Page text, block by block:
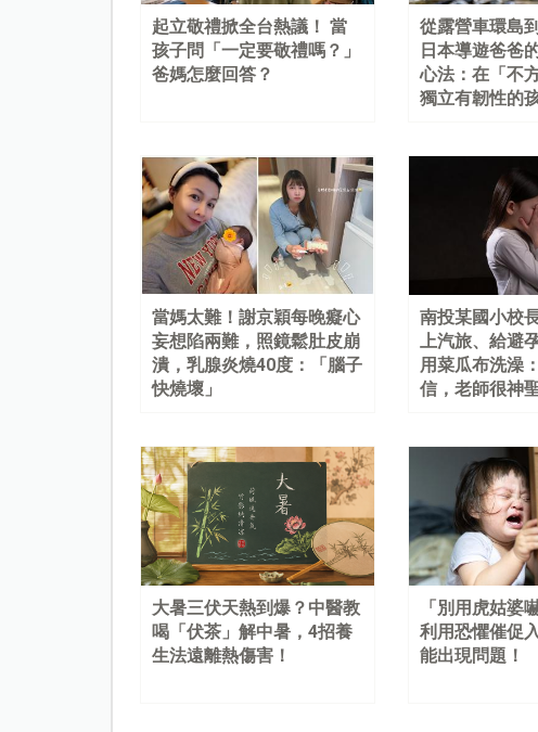
起立敬禮掀全台熱議！ 當
孩子問「一定要敬禮嗎？」
爸媽怎麼回答？
從露營車環島
日本導遊爸爸
心法：在「不
獨立有韌性的
當媽太難！謝京穎每晚癡心
妄想陷兩難，照鏡鬆肚皮崩
潰，乳腺炎燒40度：「腦子
快燒壞」
南投某國小校
上汽旅、給避
用菜瓜布洗澡
信，老師很神
大暑三伏天熱到爆？中醫教
喝「伏茶」解中暑，4招養
生法遠離熱傷害！
「別用虎姑婆
利用恐懼催促
能出現問題！